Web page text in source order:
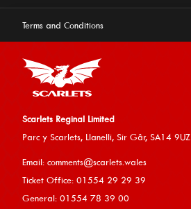
experience on our website.
Terms and Conditions
Scarlets Reginal Limited
Parc y Scarlets, Llanelli, Sir Gâr, SA14 9UZ
Email: comments@scarlets.wales
Ticket Office: 01554 29 29 39
General: 01554 78 39 00